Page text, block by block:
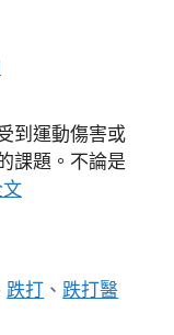
到運動傷害或
課題。不論是
文
跌打 、跌打醫